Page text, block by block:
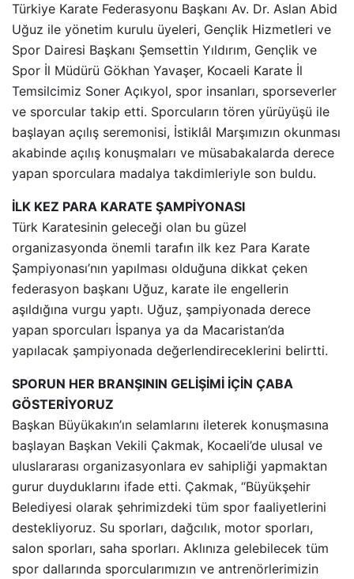
Türkiye Karate Federasyonu Başkanı Av. Dr. Aslan Abid
Uğuz ile yönetim kurulu üyeleri, Gençlik Hizmetleri ve
Spor Dairesi Başkanı Şemsettin Yıldırım, Gençlik ve
Spor İl Müdürü Gökhan Yavaşer, Kocaeli Karate İl
Temsilcimiz Soner Açıkyol, spor insanları, sporseverler
ve sporcular takip etti. Sporcuların tören yürüyüşü ile
başlayan açılış seremonisi, İstiklâl Marşımızın okunması
akabinde açılış konuşmaları ve müsabakalarda derece
yapan sporculara madalya takdimleriyle son buldu.
İLK KEZ PARA KARATE ŞAMPİYONASI
Türk Karatesinin geleceği olan bu güzel
organizasyonda önemli tarafın ilk kez Para Karate
Şampiyonası’nın yapılması olduğuna dikkat çeken
federasyon başkanı Uğuz, karate ile engellerin
aşıldığına vurgu yaptı. Uğuz, şampiyonada derece
yapan sporcuları İspanya ya da Macaristan’da
yapılacak şampiyonada değerlendireceklerini belirtti.
SPORUN HER BRANŞININ GELİŞİMİ İÇİN ÇABA
GÖSTERİYORUZ
Başkan Büyükakın’ın selamlarını ileterek konuşmasına
başlayan Başkan Vekili Çakmak, Kocaeli’de ulusal ve
uluslararası organizasyonlara ev sahipliği yapmaktan
gurur duyduklarını ifade etti. Çakmak, “Büyükşehir
Belediyesi olarak şehrimizdeki tüm spor faaliyetlerini
destekliyoruz. Su sporları, dağcılık, motor sporları,
salon sporları, saha sporları. Aklınıza gelebilecek tüm
spor dallarında sporcularımızın ve antrenörlerimizin